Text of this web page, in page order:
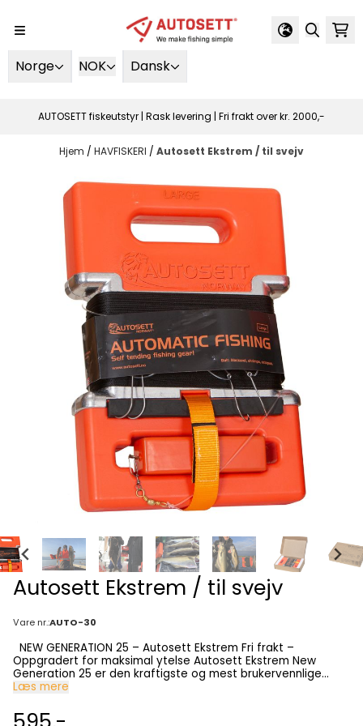
Norge NOK Dansk
AUTOSETT fiskeutstyr | Rask levering | Fri frakt over kr. 2000,-
Hjem / HAVFISKERI / Autosett Ekstrem / til svejv
Autosett Ekstrem / til svejv
Vare nr.:AUTO-30
Oppgradert for maksimal ytelse Autosett Ekstrem New
Generation 25 er den kraftigste og mest brukervennlige
modellen vi noen gang har laget. Utviklet for fiskere som
Modellen er forsterket med nordiske svivler i størrelse 3/0 og
Læs mere